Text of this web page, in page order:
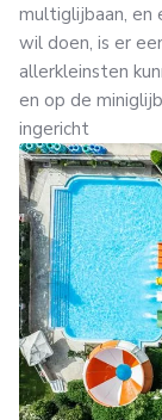
multiglijbaan, en
wil doen, is er
allerkleinsten
en op de
ingericht